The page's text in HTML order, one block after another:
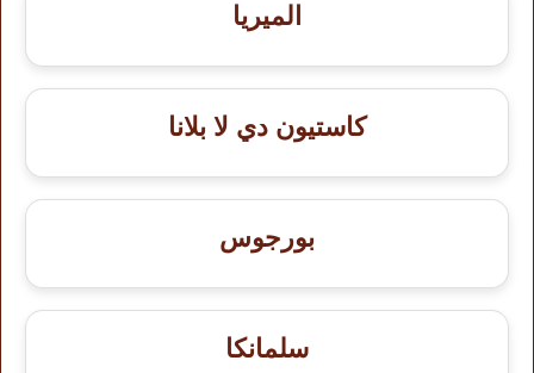
الميريا
كاستيون دي لا بلانا
بورجوس
سلمانكا